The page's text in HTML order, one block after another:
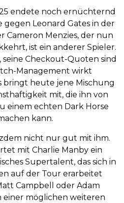
endete noch ernüchternd
gegen Leonard Gates in der
Cameron Menzies, der nun
ist ein anderer Spieler.
seine Checkout-Quoten sind
Management wirkt
bringt heute jene Mischung
mit, die ihn von
einem echten Dark Horse
kann.
nicht nur gut mit ihm.
mit Charlie Manby ein
Supertalent, das sich in
auf der Tour erarbeitet
Campbell oder Adam
einer möglichen weiteren